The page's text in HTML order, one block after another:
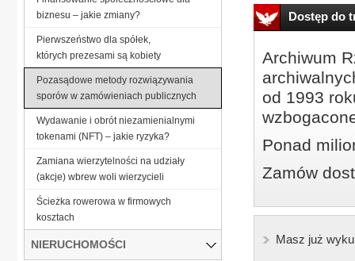
Dostęp do
Archiwum
od 1993
Ponad
Zamów
Masz już
biznesu – jakie zmiany?
Pierwszeństwo dla spółek,
których prezesami są kobiety
Pozasądowe metody rozwiązywania
sporów w zamówieniach publicznych
Wydawanie i obrót niezamienialnymi
tokenami (NFT) – jakie ryzyka?
Zamiana wierzytelności na udziały
(akcje) wbrew woli wierzycieli
Ścieżka rowerowa w firmowych
kosztach
NIERUCHOMOŚCI